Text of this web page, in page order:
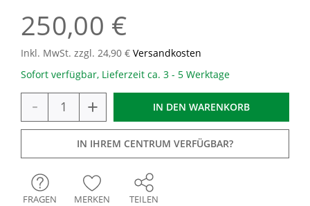
250,00 €
Inkl. MwSt. zzgl. 24,90 € Versandkosten
Sofort verfügbar, Lieferzeit ca. 3 - 5 Werktage
- + IN DEN WARENKORB
IN IHREM CENTRUM VERFÜGBAR?
FRAGEN MERKEN TEILEN